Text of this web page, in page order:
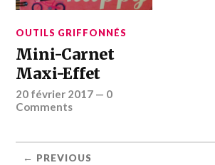
OUTILS GRIFFONNÉS
Mini-Carnet
Maxi-Effet
20 février 2017 — 0
Comments
← PREVIOUS